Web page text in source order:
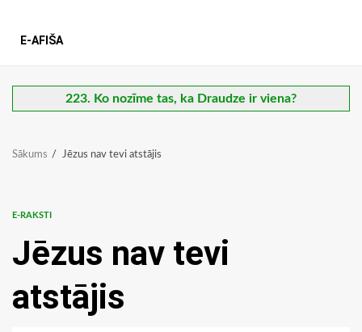
E-AFIŠA
223. Ko nozīme tas, ka Draudze ir viena?
Sākums Jēzus nav tevi atstājis
E-RAKSTI
Jēzus nav tevi
atstājis